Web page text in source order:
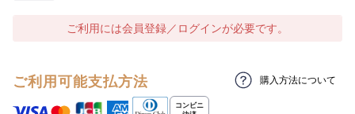
ご利用には会員登録／ログインが必要です。
ご利用可能支払方法 購入方法について